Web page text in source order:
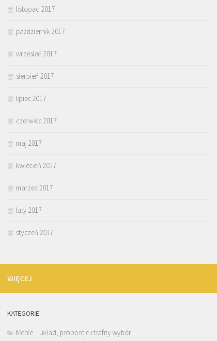
listopad 2017
październik 2017
wrzesień 2017
sierpień 2017
lipiec 2017
czerwiec 2017
maj 2017
kwiecień 2017
marzec 2017
luty 2017
styczeń 2017
WIĘCEJ
KATEGORIE
Meble – układ, proporcje i trafny wybór